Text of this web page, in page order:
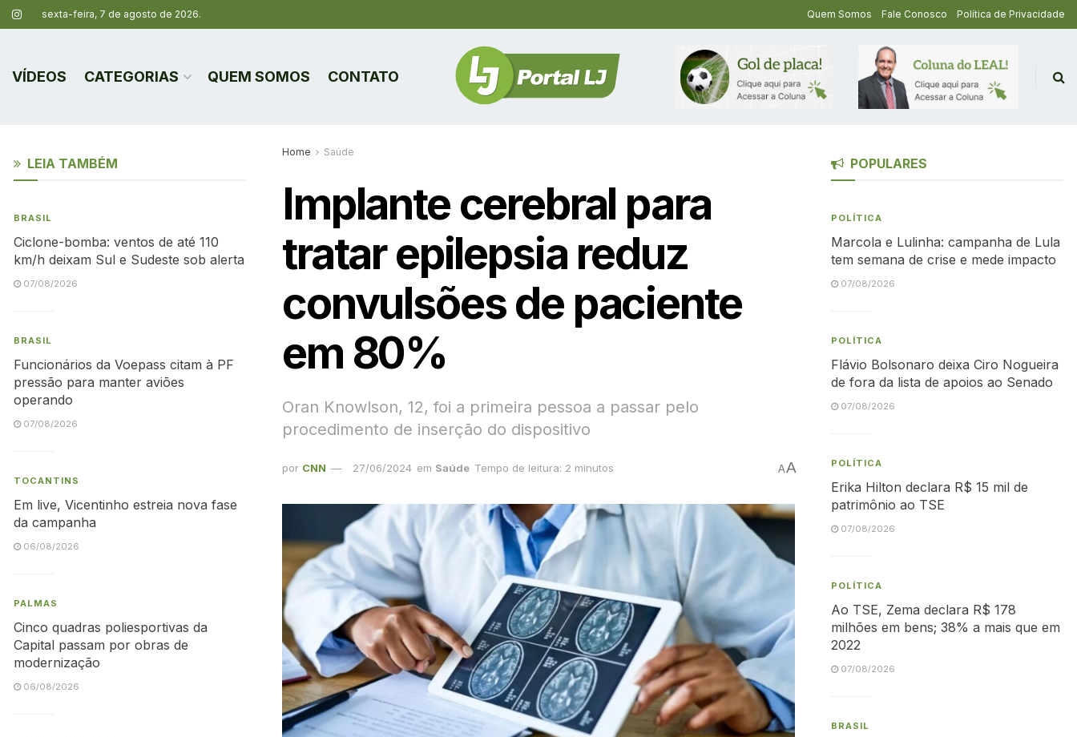
sexta-feira, 7 de agosto de 2026. Quem Somos Fale Conosco Política de Privacidade
VÍDEOS CATEGORIAS QUEM SOMOS CONTATO
Home Saúde
Implante cerebral para
tratar epilepsia reduz
convulsões de paciente
em 80%
Oran Knowlson, 12, foi a primeira pessoa a passar pelo
procedimento de inserção do dispositivo
por CNN 27/06/2024 em Saúde Tempo de leitura: 2 minutos AA
LEIA TAMBÉM
BRASIL
Ciclone-bomba: ventos de até 110
km/h deixam Sul e Sudeste sob alerta
07/08/2026
BRASIL
Funcionários da Voepass citam à PF
pressão para manter aviões
operando
07/08/2026
TOCANTINS
Em live, Vicentinho estreia nova fase
da campanha
06/08/2026
PALMAS
Cinco quadras poliesportivas da
Capital passam por obras de
modernização
06/08/2026
POPULARES
POLÍTICA
Marcola e Lulinha: campanha de Lula
tem semana de crise e mede impacto
07/08/2026
POLÍTICA
Flávio Bolsonaro deixa Ciro Nogueira
de fora da lista de apoios ao Senado
07/08/2026
POLÍTICA
Erika Hilton declara R$ 15 mil de
patrimônio ao TSE
07/08/2026
POLÍTICA
Ao TSE, Zema declara R$ 178
milhões em bens; 38% a mais que em
2022
07/08/2026
BRASIL